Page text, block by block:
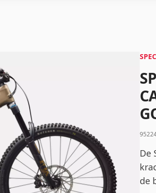
De
de
Wachtwoord